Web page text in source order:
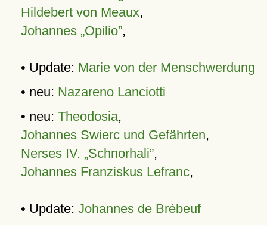
Hildebert von Meaux,
Johannes „Opilio”,
• Update: Marie von der Menschwerdung
• neu: Nazareno Lanciotti
• neu: Theodosia,
Johannes Swierc und Gefährten,
Nerses IV. „Schnorhali”,
Johannes Franziskus Lefranc,
• Update: Johannes de Brébeuf